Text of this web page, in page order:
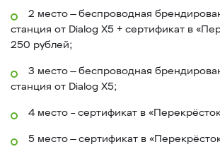
2 место — беспроводная
станция от Dialog X5 + сертификат в
250 рублей;
3 место — беспроводная
станция от Dialog X5;
4 место – сертификат в
5 место — сертификат в